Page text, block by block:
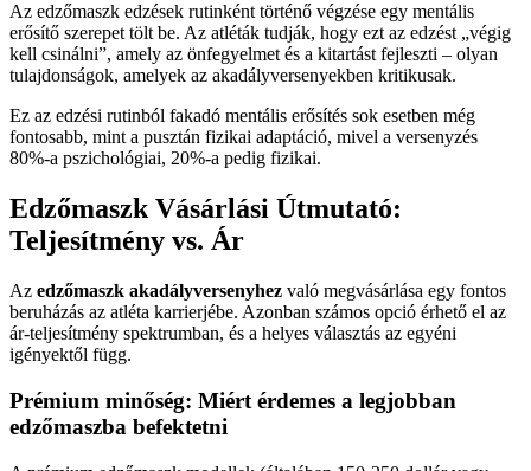
Az edzőmaszk edzések rutinként történő végzése egy mentális
erősítő szerepet tölt be. Az atléták tudják, hogy ezt az edzést „végig
kell csinálni”, amely az önfegyelmet és a kitartást fejleszti – olyan
tulajdonságok, amelyek az akadályversenyekben kritikusak.
Ez az edzési rutinból fakadó mentális erősítés sok esetben még
fontosabb, mint a pusztán fizikai adaptáció, mivel a versenyzés
80%-a pszichológiai, 20%-a pedig fizikai.
Edzőmaszk Vásárlási Útmutató:
Teljesítmény vs. Ár
Az edzőmaszk akadályversenyhez való megvásárlása egy fontos
beruházás az atléta karrierjébe. Azonban számos opció érhető el az
ár-teljesítmény spektrumban, és a helyes választás az egyéni
igényektől függ.
Prémium minőség: Miért érdemes a legjobban
edzőmaszba befektetni